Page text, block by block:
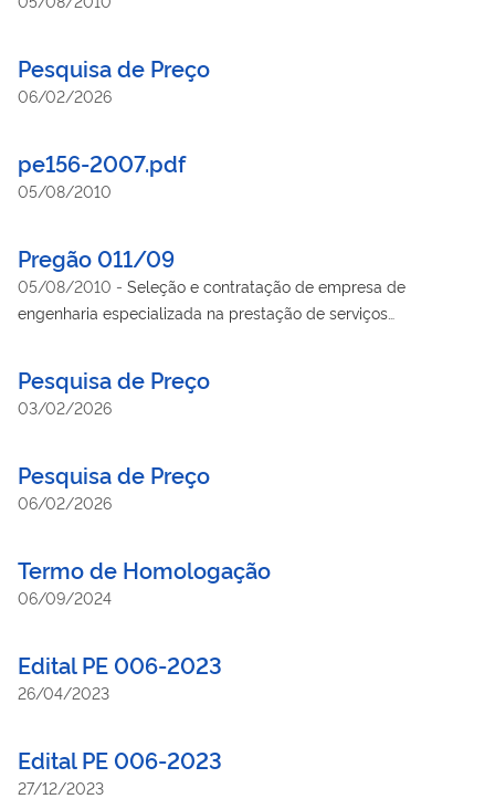
Pesquisa de Preço
06/02/2026
pe156-2007.pdf
05/08/2010
Pregão 011/09
05/08/2010 - Seleção e contratação de empresa de
engenharia especializada na prestação de serviços
motogeradores, sistemas nobreak, redes estabilizadas,
instalações elétricas especiais, subestações, bancos
eletromecânicos, eletrodomésticos e eletroeletrônicos, bem
como modificação, adequação e ampliação das instalações
materiais, ferramentas, máquinas e equipamentos necessários.
Pesquisa de Preço
03/02/2026
Pesquisa de Preço
06/02/2026
Termo de Homologação
06/09/2024
Edital PE 006-2023
26/04/2023
Edital PE 006-2023
27/12/2023